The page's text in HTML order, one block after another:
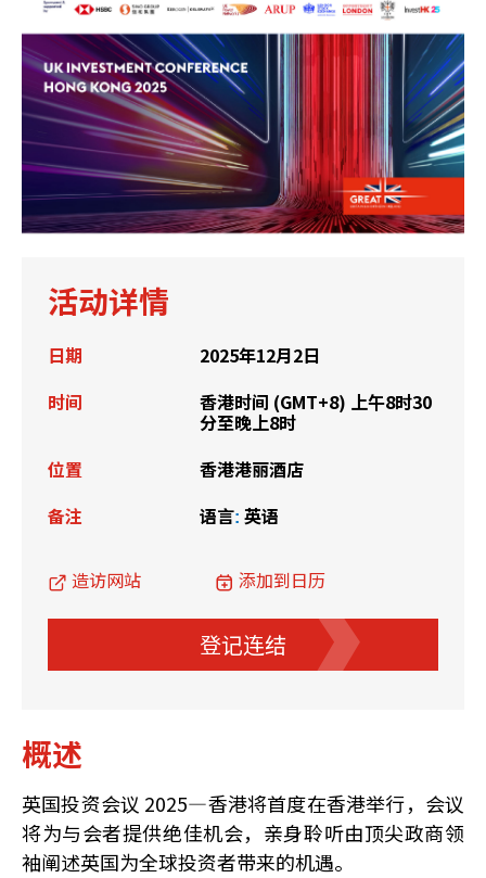
活动详情
日期
2025年12月2日
时间
香港时间 (GMT+8) 上午8时30
分至晚上8时
位置
香港港丽酒店
备注
语言: 英语
造访网站 添加到日历
登记连结
概述
英国投资会议 2025—香港将首度在香港举行，会议
将为与会者提供绝佳机会，亲身聆听由顶尖政商领
袖阐述英国为全球投资者带来的机遇。